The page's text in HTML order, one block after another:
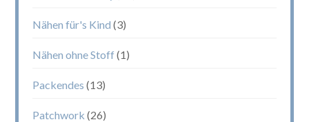
Nähen für's Kind (3)
Nähen ohne Stoff (1)
Packendes (13)
Patchwork (26)